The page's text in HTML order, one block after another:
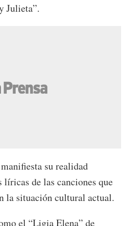
Julieta”.
su realidad
líricas de las canciones que
la situación cultural actual.
el “Ligia Elena” de